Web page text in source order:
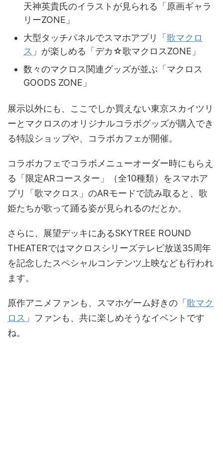
天神英貴氏のイラストが見られる「原画ギャラ
リーZONE」
大型タッチパネルでスマホアプリ「歌マクロ
ス 」が楽しめる「デカ☆歌マクロスZONE」
数々のマクロス関連グッズが並ぶ「マクロス
GOODS ZONE」
展示以外にも、ここでしか買えない東京スカイツリ
ーとマクロスのオリジナルコラボグッズが購入でき
る特設ショップや、コラボカフェが開催。
コラボカフェでコラボメニューオーダー時にもらえ
る「限定ARコースター」（全10種類）をスマホア
プリ「歌マクロス」のARモードで読み取ると、歌
姫たちが歌って踊る姿が見られるのだとか。
さらに、展望デッキにあるSKYTREE ROUND
THEATERではマクロスシリーズテレビ放送35周年
を記念したスペシャルコンテンツ上映なども行われ
ます。
原作アニメファンも、スマホゲーム好きの「 歌マク
ロス 」ファンも、共に楽しめそうなイベントです
ね。